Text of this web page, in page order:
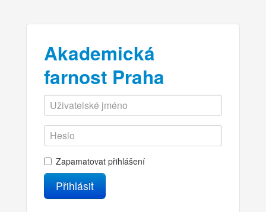
Akademická
farnost Praha
Zapamatovat přihlášení
Přihlásit